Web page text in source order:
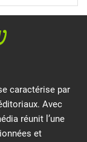
caractérise par
Avec
réunit l’une
et